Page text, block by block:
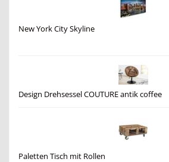
New York City Skyline
Design Drehsessel COUTURE antik coffee
Paletten Tisch mit Rollen